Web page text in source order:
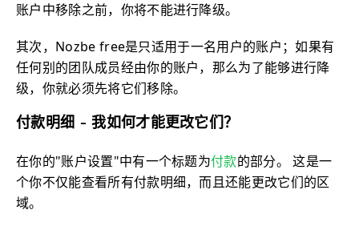
账户中移除之前，你将不能进行降级。
其次，Nozbe free是只适用于一名用户的账户；如果有
任何别的团队成员经由你的账户，那么为了能够进行降
级，你就必须先将它们移除。
付款明细 - 我如何才能更改它们？
在你的"账户设置"中有一个标题为付款的部分。 这是一
个你不仅能查看所有付款明细，而且还能更改它们的区
域。